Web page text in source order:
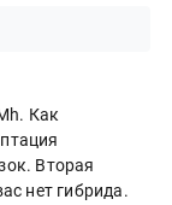
Как
Вторая
нет гибрида.